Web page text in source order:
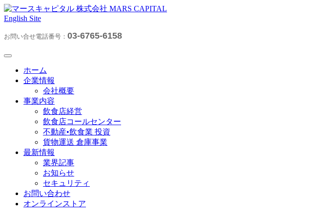
English Site
お問い合せ電話番号： 03-6765-6158
ホーム
企業情報
会社概要
事業内容
飲食店経営
飲食店コールセンター
不動産•飲食業 投資
貨物運送 倉庫事業
最新情報
業界記事
お知らせ
セキュリティ
お問い合わせ
オンラインストア